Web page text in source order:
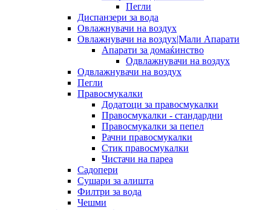
Пегли
Диспанзери за вода
Овлажнувачи на воздух
Овлажнувачи на воздух|Мали Апарати
Апарати за домаќинство
Одвлажнувачи на воздух
Одвлажнувачи на воздух
Пегли
Правосмукалки
Додатоци за правосмукалки
Правосмукалки - стандардни
Правосмукалки за пепел
Рачни правосмукалки
Стик правосмукалки
Чистачи на пареа
Садопери
Сушари за алишта
Филтри за вода
Чешми